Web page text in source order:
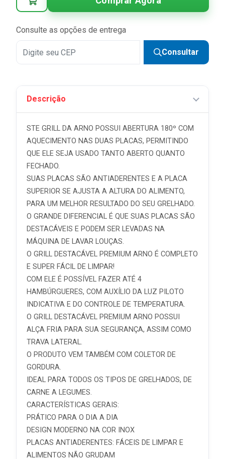
4x R$ 71,24 sem juros
5x
7x R$ 40,71 sem juros
9x
11x R$ 25,90 sem juros
12x R$ 23,75 sem juros
Consulte as opções de entrega
Consultar
Descrição
STE GRILL DA ARNO POSSUI ABERTURA 180º COM
AQUECIMENTO NAS DUAS PLACAS, PERMITINDO
QUE ELE SEJA USADO TANTO ABERTO QUANTO
FECHADO.
SUAS PLACAS SÃO ANTIADERENTES E A PLACA
SUPERIOR SE AJUSTA A ALTURA DO ALIMENTO,
PARA UM MELHOR RESULTADO DO SEU GRELHADO.
O GRANDE DIFERENCIAL É QUE SUAS PLACAS SÃO
DESTACÁVEIS E PODEM SER LEVADAS NA
MÁQUINA DE LAVAR LOUÇAS.
O GRILL DESTACÁVEL PREMIUM ARNO É COMPLETO
E SUPER FÁCIL DE LIMPAR!
COM ELE É POSSÍVEL FAZER ATÉ 4
HAMBÚRGUERES, COM AUXÍLIO DA LUZ PILOTO
INDICATIVA E DO CONTROLE DE TEMPERATURA.
O GRILL DESTACÁVEL PREMIUM ARNO POSSUI
ALÇA FRIA PARA SUA SEGURANÇA, ASSIM COMO
TRAVA LATERAL.
O PRODUTO VEM TAMBÉM COM COLETOR DE
GORDURA.
IDEAL PARA TODOS OS TIPOS DE GRELHADOS, DE
CARNE A LEGUMES.
CARACTERÍSTICAS GERAIS:
PRÁTICO PARA O DIA A DIA
DESIGN MODERNO NA COR INOX
PLACAS ANTIADERENTES: FÁCEIS DE LIMPAR E
ALIMENTOS NÃO GRUDAM